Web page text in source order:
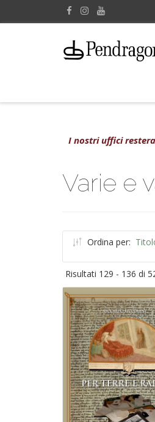
I nostri uffici
Varie e
Ordina per:
Risultati 129 - 136 di